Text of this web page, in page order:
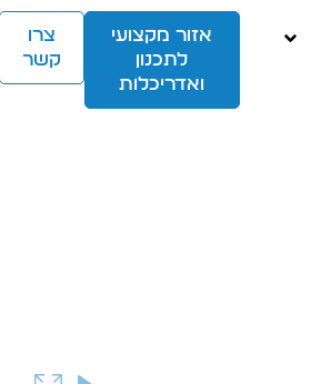
אזור מקצועי
לתכנון
ואדריכלות
צרו
קשר